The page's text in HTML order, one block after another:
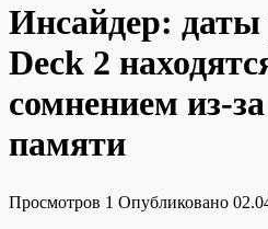
Инсайдер: даты
Deck 2
сомнением из-
памяти
Просмотров 1 Опубликовано